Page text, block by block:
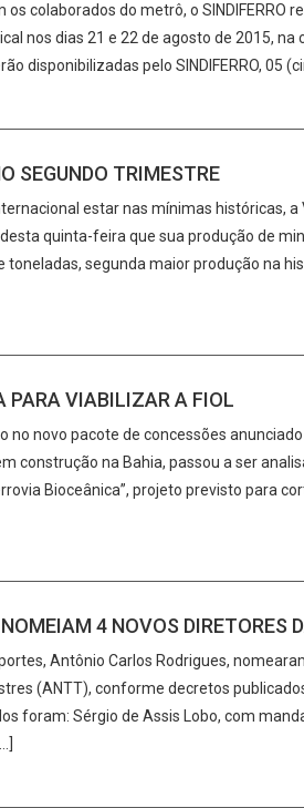
colaborados do metrô, o SINDIFERRO
nos dias 21 e 22 de agosto de 2015, na
disponibilizadas pelo SINDIFERRO, 05
SEGUNDO TRIMESTRE
estar nas mínimas históricas, a
quinta-feira que sua produção de
segunda maior produção na
PARA VIABILIZAR A FIOL
novo pacote de concessões
construção na Bahia, passou a ser
Bioceânica”, projeto previsto para
4 NOVOS DIRETORES
Antônio Carlos Rodrigues,
(ANTT), conforme decretos
foram: Sérgio de Assis Lobo, com